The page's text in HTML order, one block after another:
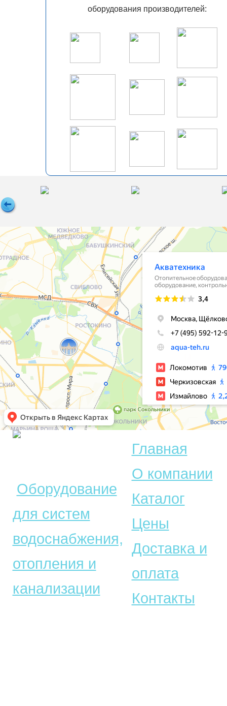
оборудования производителей:
Оборудование
для систем
водоснабжения,
отопления и
канализации
Главная
О компании
Каталог
Цены
Доставка и
оплата
Контакты